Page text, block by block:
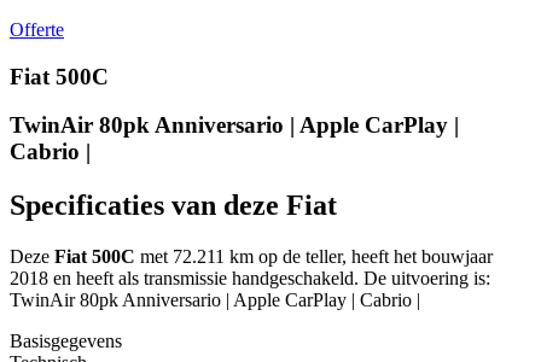
Offerte
Fiat 500C
TwinAir 80pk Anniversario | Apple CarPlay |
Cabrio |
Specificaties van deze Fiat
Deze Fiat 500C met 72.211 km op de teller, heeft het bouwjaar
2018 en heeft als transmissie handgeschakeld. De uitvoering is:
TwinAir 80pk Anniversario | Apple CarPlay | Cabrio |
Basisgegevens